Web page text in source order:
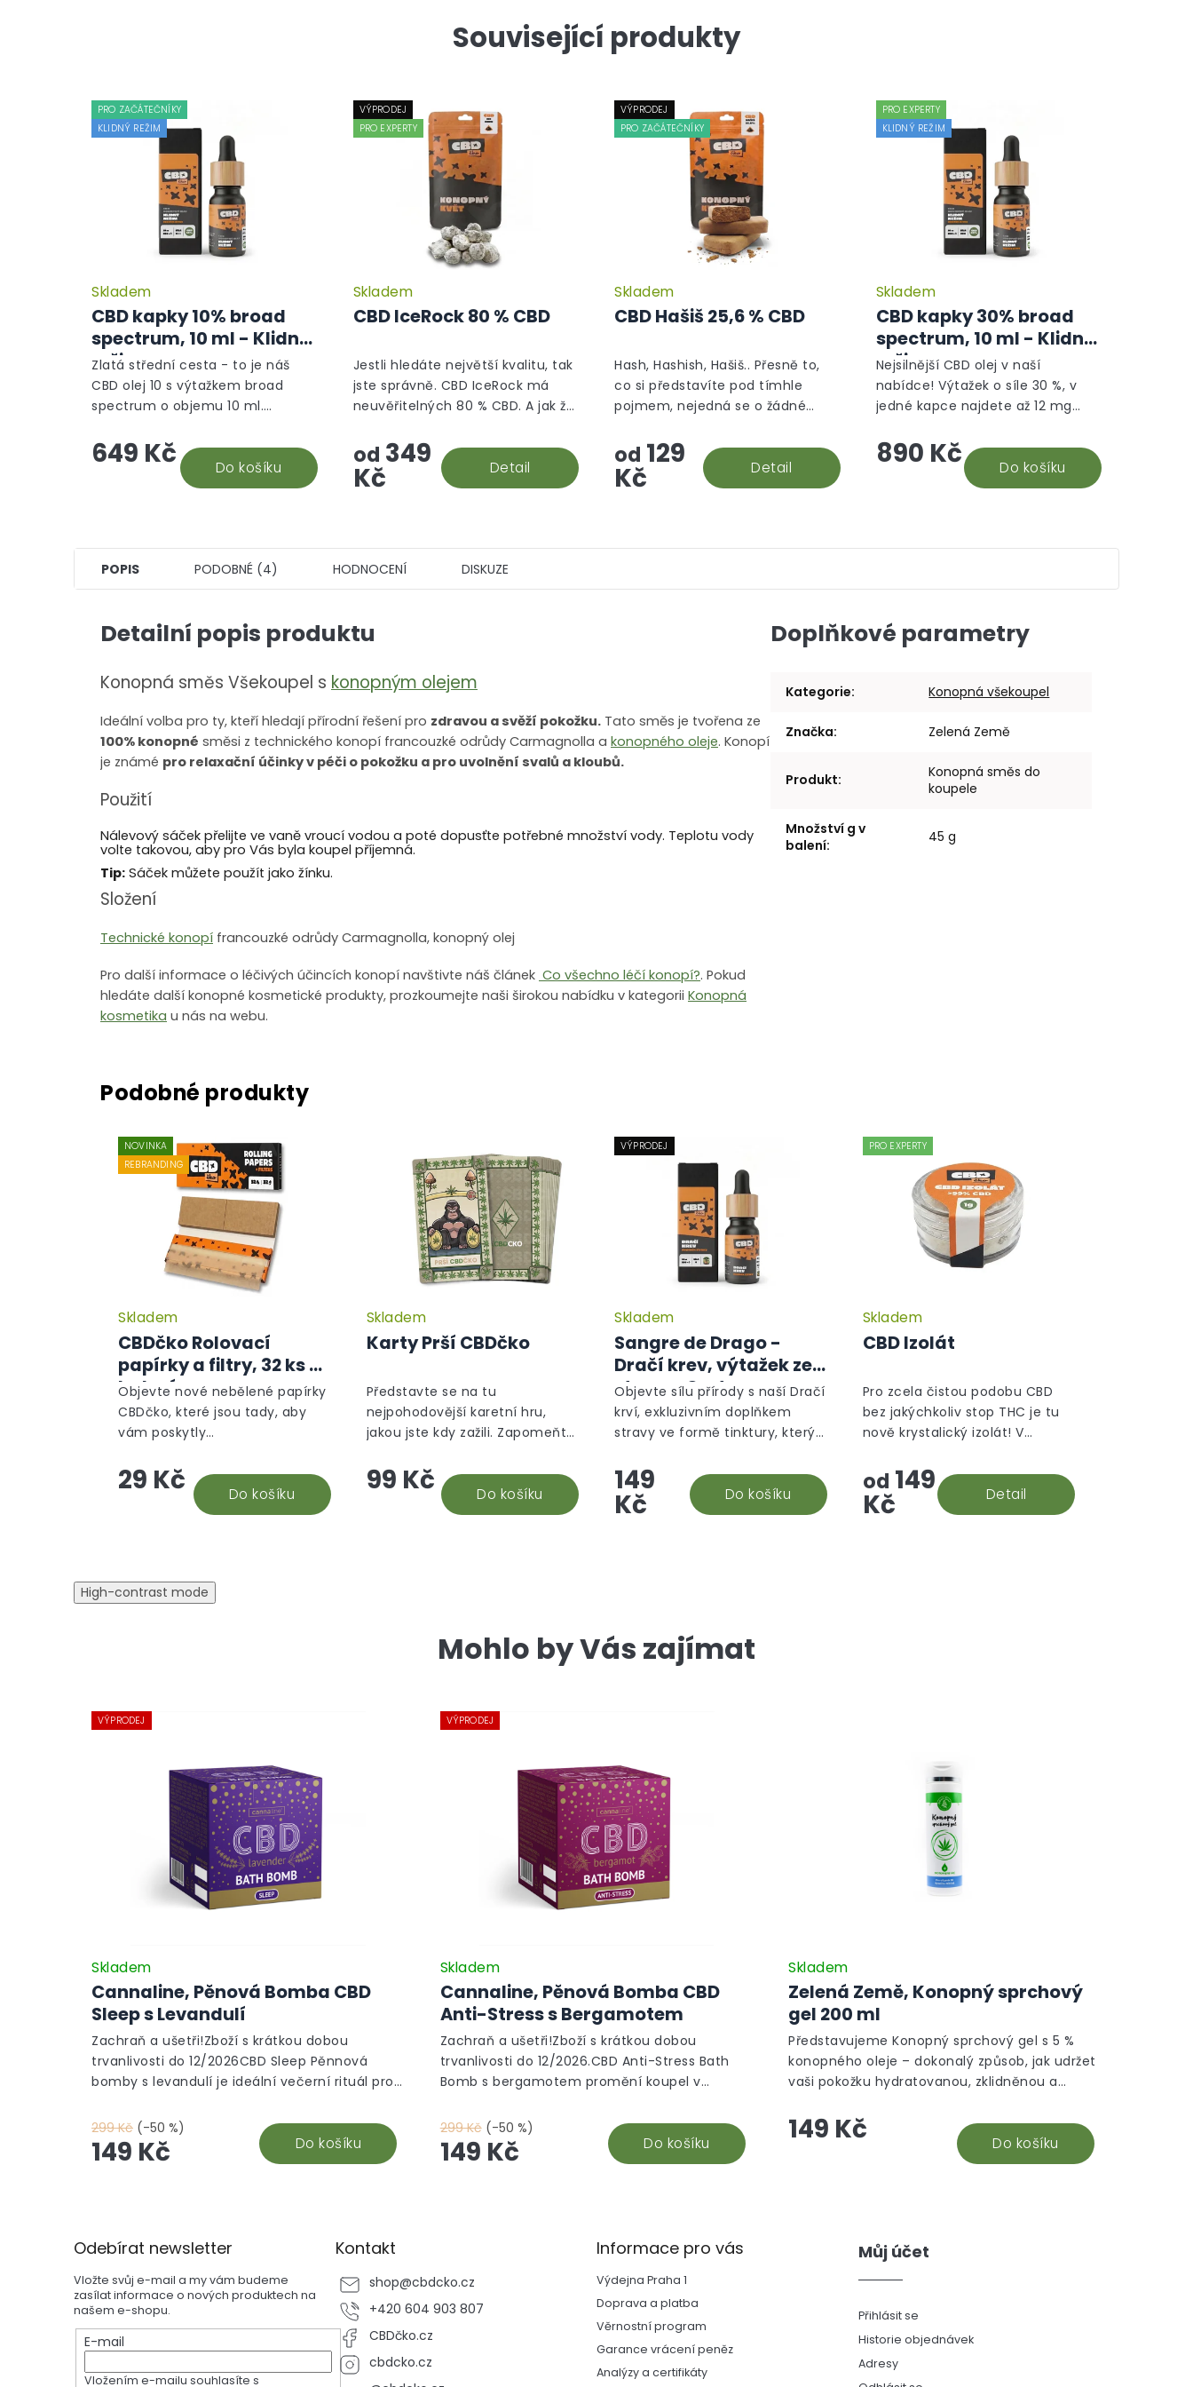
Související produkty
PRO ZAČÁTEČNÍKY
KLIDNÝ REŽIM
CBD kapky 10% broad
spectrum, 10 ml - Klidný
režim
Skladem
649 Kč Do košíku
Zlatá střední cesta - to je náš
CBD olej 10 s výtažkem broad
spectrum o objemu 10 ml.
stravy, který vám efektivně
pomůže. Snadná aplikace a...
VÝPRODEJ
PRO EXPERTY
CBD IceRock 80 % CBD
Průměrné
hodnocení
produktu
hvězdiček.
Skladem
od 349
Kč Detail
Jestli hledáte největší kvalitu, tak
jste správně. CBD IceRock má
neuvěřitelných 80 % CBD. A jak že
ponoří do konopného extraktu,
který se následně...
VÝPRODEJ
PRO ZAČÁTEČNÍKY
CBD Hašiš 25,6 % CBD
Průměrné
hodnocení
produktu
hvězdiček.
Skladem
od 129
Kč Detail
Hash, Hashish, Hašiš.. Přesně to,
co si představíte pod tímhle
pojmem, nejedná se o žádné
prostě hašiš v jeho CBD podobě.
PRO EXPERTY
KLIDNÝ REŽIM
CBD kapky 30% broad
spectrum, 10 ml - Klidný
režim
Skladem
890 Kč Do košíku
Nejsilnější CBD olej v naší
nabídce! Výtažek o síle 30 %, v
jedné kapce najdete až 12 mg
stálých odběratelů 30% CBD oleje,
vyhodnocujeme tento...
POPIS PODOBNÉ (4) HODNOCENÍ DISKUZE
Detailní popis produktu
Konopná směs Všekoupel s konopným olejem
Ideální volba pro ty, kteří hledají přírodní řešení pro zdravou a svěží pokožku. Tato směs je tvořena ze
100% konopné směsi z technického konopí francouzké odrůdy Carmagnolla a konopného oleje. Konopí
je známé pro relaxační účinkyv péči o pokožku a pro uvolnění svalů a kloubů.
Použití
Nálevový sáček přelijte ve vaně vroucí vodou a poté dopusťte potřebné množství vody. Teplotu vody
volte takovou, aby pro Vás byla koupel příjemná.
Tip: Sáček můžete použít jako žínku.
Složení
Technické konopí francouzké odrůdy Carmagnolla, konopný olej
Pro další informace o léčivých účincích konopí navštivte náš článek Co všechno léčí konopí?. Pokud
hledáte další konopné kosmetické produkty, prozkoumejte naši širokou nabídku v kategorii Konopná
kosmetika u nás na webu.
Doplňkové parametry
Kategorie: Konopná všekoupel
Značka: Zelená Země
Produkt:
Konopná směs do
koupele
Množství g v
balení: 45 g
NOVINKA
REBRANDING
CBDčko Rolovací
papírky a filtry, 32 ks v
balení
Průměrné
hodnocení
produktu
hvězdiček.
Skladem
29 Kč Do košíku
Objevte nové nebělené papírky
CBDčko, které jsou tady, aby
vám poskytly
balení i kouření. Naše papírky
jsou vyrobeny s vášní a péčí,
což se odráží v...
Karty Prší CBDčko
Průměrné
hodnocení
produktu
hvězdiček.
Skladem
99 Kč Do košíku
Představte se na tu
nejpohodovější karetní hru,
jakou jste kdy zažili. Zapomeňte
partie Prší právě dostala nový
rozměr! Přichází karty "Prší...
VÝPRODEJ
Sangre de Drago -
Dračí krev, výtažek ze
stromu Croton
Lechleri, 10 ml
Skladem
149
Kč Do košíku
Objevte sílu přírody s naší Dračí
krví, exkluzivním doplňkem
stravy ve formě tinktury, který
stromu Croton lechleri. Tato
unikátní míza, známá jako...
PRO EXPERTY
CBD Izolát
Skladem
od 149
Kč Detail
Pro zcela čistou podobu CBD
bez jakýchkoliv stop THC je tu
nově krystalický izolát! V
směrnicemi je jeho izolace
prováděna s maximální péčí, a
vám se tak do...
High-contrast mode
Mohlo by Vás zajímat
VÝPRODEJ
Cannaline, Pěnová Bomba CBD
Sleep s Levandulí
Skladem
299 Kč (-50 %)
149 Kč Do košíku
Zachraň a ušetři!Zboží s krátkou dobou
trvanlivosti do 12/2026CBD Sleep Pěnnová
bomby s levandulí je ideální večerní rituál pro
olejem, avokádovým olejem a dalšími
přírodními složkami. Skvěle zapadne do
tvé péče do vany a pomůže tělu i hlavě
VÝPRODEJ
Cannaline, Pěnová Bomba CBD
Anti-Stress s Bergamotem
Skladem
299 Kč (-50 %)
149 Kč Do košíku
Zachraň a ušetři!Zboží s krátkou dobou
trvanlivosti do 12/2026.CBD Anti-Stress Bath
Bomb s bergamotem promění koupel v
esenciálním olejem z bergamotu a pečujícími
oleji pro uvolnění těla i mysli. Ideální součást
večerní koupelnové péče a péče do vany.
Zelená Země, Konopný sprchový
gel 200 ml
Skladem
149 Kč Do košíku
Představujeme Konopný sprchový gel s 5 %
konopného oleje – dokonalý způsob, jak udržet
vaši pokožku hydratovanou, zklidněnou a
panthenol a bambucké máslo, tento gel
poskytuje vaší kůži všechny potřebné živiny pro
její dokonalou kondici. Ideální pro každodenní
Odebírat newsletter
Vložte svůj e-mail a my vám budeme
zasílat informace o nových produktech na
našem e-shopu.
E-mail
Vložením e-mailu souhlasíte s
Kontakt
shop@cbdcko.cz
+420 604 903 807
CBDčko.cz
cbdcko.cz
Informace pro vás
Výdejna Praha 1
Doprava a platba
Věrnostní program
Garance vrácení peněz
Analýzy a certifikáty
Můj účet
Přihlásit se
Historie objednávek
Adresy